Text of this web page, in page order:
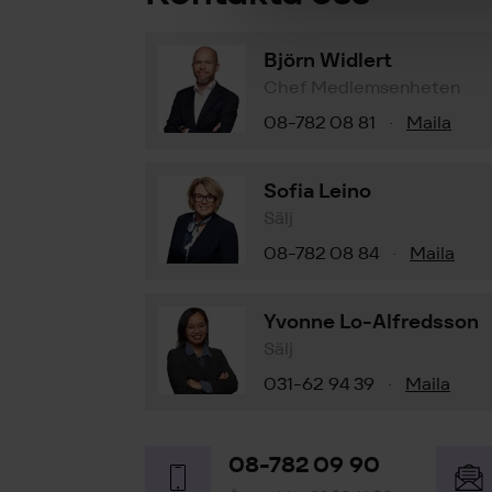
Björn Widlert
Chef Medlemsenheten
08-782 08 81
· Maila
Sofia Leino
Sälj
08-782 08 84
· Maila
Yvonne Lo-Alfredsson
Sälj
031-62 94 39
· Maila
08-782 09 90